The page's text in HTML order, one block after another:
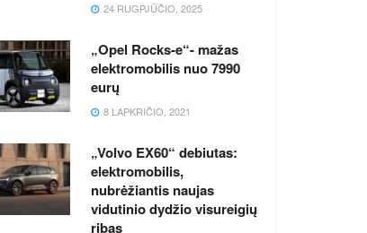
24 RUGPJŪČIO, 2025
„Opel Rocks-e“- mažas
elektromobilis nuo 7990
eurų
8 LAPKRIČIO, 2021
„Volvo EX60“ debiutas:
elektromobilis,
nubrėžiantis naujas
vidutinio dydžio visureigių
ribas